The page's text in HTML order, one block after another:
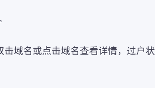
击域名或点击域名查看详情，过户状